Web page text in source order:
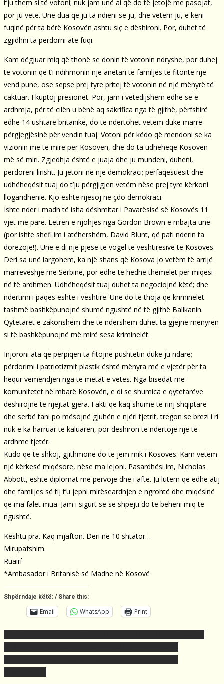
t’ju them si të votoni; nuk jam unë ai që do të jetojë me pasojat,
por ju vetë. Unë dua që ju ta ndieni se ju, dhe vetëm ju, e keni
fuqinë për ta bërë Kosovën ashtu siç e dëshironi. Por, duhet të
zgjidhni ta përdorni atë fuqi.
Kam dëgjuar miq që thonë se donin të votonin ndryshe, por duhej
të votonin që t’i ndihmonin një anëtari të familjes të fitonte një
vend pune, ose sepse prej tyre pritej të votonin në një mënyrë të
caktuar. I kuptoj presionet. Por, jam i vetëdijshëm edhe se e
ardhmja, për të cilën u bënë aq sakrifica nga të gjithë, përfshirë
edhe 14 ushtarë britanikë, do të ndërtohet vetëm duke marrë
përgjegjësinë për vendin tuaj. Votoni për këdo që mendoni se ka
vizionin më të mirë për Kosovën, dhe do ta udhëheqë Kosovën
më së miri. Zgjedhja është e juaja dhe ju mundeni, duheni,
përdoreni lirisht. Ju jetoni në një demokraci; përfaqësuesit dhe
udhëheqësit tuaj do t’ju përgjigjen vetëm nëse prej tyre kërkoni
llogaridhënie. Kjo është njësoj në çdo demokraci.
Ishte nder i madh të isha dëshmitar i Pavarësisë së Kosovës 11
vjet më parë. Letrën e njohjes nga Gordon Brown e mbajta unë
(por ishte shefi im i atëhershëm, David Blunt, që pati nderin ta
dorëzojë!). Unë e di një pjesë të vogël të vështirësive të Kosovës.
Deri sa unë largohem, ka një shans që Kosova jo vetëm të arrijë
marrëveshje me Serbinë, por edhe të hedhë themelet për miqësi
në të ardhmen. Udhëheqësit tuaj duhet ta negociojnë këtë; dhe
ndërtimi i paqes është i vështirë. Unë do të thoja që kriminelët
tashmë bashkëpunojnë shumë ngushtë në të gjithë Ballkanin.
Qytetarët e zakonshëm dhe të ndershëm duhet ta gjejnë mënyrën
si të bashkëpunojnë më mirë sesa kriminelët.
Injoroni ata që përpiqen ta fitojnë pushtetin duke ju ndarë;
përdorimi i patriotizmit plastik është mënyra më e vjetër për ta
hequr vëmendjen nga të metat e vetes. Nga bisedat me
komunitetet në mbarë Kosovën, e di se shumica e qytetarëve
dëshirojnë të njëjtat gjëra. Fakti që kaq shumë të rinj shqiptarë
dhe serbë tani po mësojnë gjuhën e njëri tjetrit, tregon se brezi i ri
nuk e ka harruar të kaluarën, por dëshiron të ndërtojë një të
ardhme tjetër.
Kudo që të shkoj, gjithmonë do të jem mik i Kosovës. Kam vetëm
një kërkesë miqësore, nëse ma lejoni. Pasardhësi im, Nicholas
Abbott, është diplomat me përvojë dhe i aftë. Ju lutem që edhe atij
dhe familjes së tij t’u jepni mirëseardhjen e ngrohtë dhe miqësinë
që ma falët mua. Jam i sigurt se së shpejti do të bëheni miq të
ngushtë.
Kështu pra. Kaq mjafton. Deri në 10 shtator…
Mirupafshim.
Ruairí
*Ambasador i Britanisë së Madhe në Kosovë
Shpërndaje këtë: / Share this:
Email WhatsApp Print